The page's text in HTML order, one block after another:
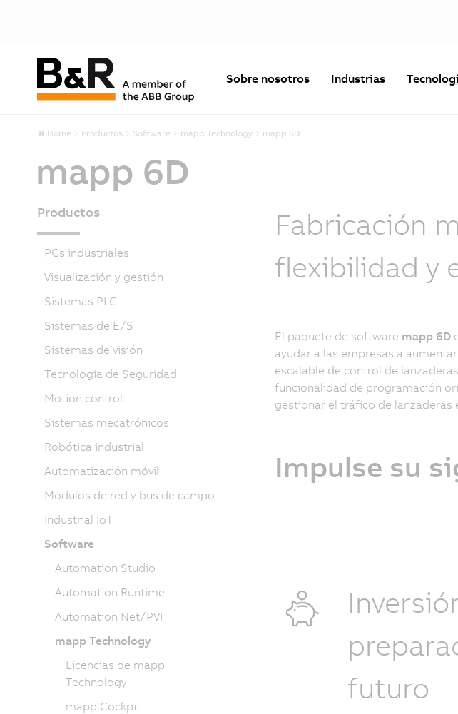
Sobre nosotros Industrias
Home Productos Software mapp Technology mapp 6D
mapp 6D
Fabricación
flexibilidad y
El paquete de software mapp 6D
ayudar a las empresas a
escalable de control de
funcionalidad de programación
gestionar el tráfico de
Impulse su
futuro
Productos
PCs industriales
Visualización y gestión
Sistemas PLC
Sistemas de E/S
Sistemas de visión
Tecnología de Seguridad
Motion control
Sistemas mecatrónicos
Robótica industrial
Automatización móvil
Módulos de red y bus de campo
Industrial IoT
Software
Automation Studio
Automation Runtime
Automation Net/PVI
mapp Technology
Licencias de mapp
Technology
mapp Cockpit